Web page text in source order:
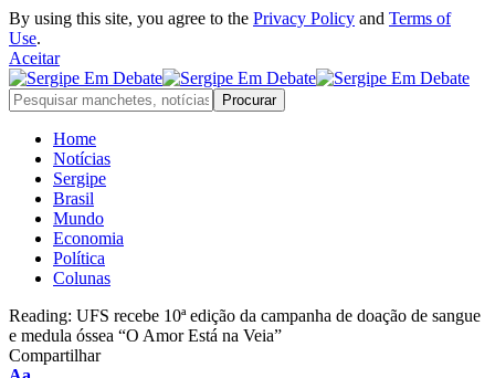
By using this site, you agree to the Privacy Policy and Terms of
Use.
Aceitar
Home
Notícias
Sergipe
Brasil
Mundo
Economia
Política
Colunas
Reading: UFS recebe 10ª edição da campanha de doação de sangue
e medula óssea “O Amor Está na Veia”
Compartilhar